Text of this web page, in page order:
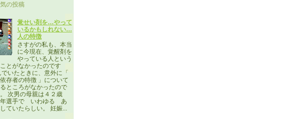
気の投稿
覚せい剤を…やって
いるかもしれない…
人の特徴
さすがの私も、本当
に今現在、覚醒剤を
やっている人という
とがなかったのです
でいたときに、意外に「
存者の特徴 」について
ところがなかったので
次男の母親は４２歳
年選手で いわゆる あ
ていたらしい。 妊娠...